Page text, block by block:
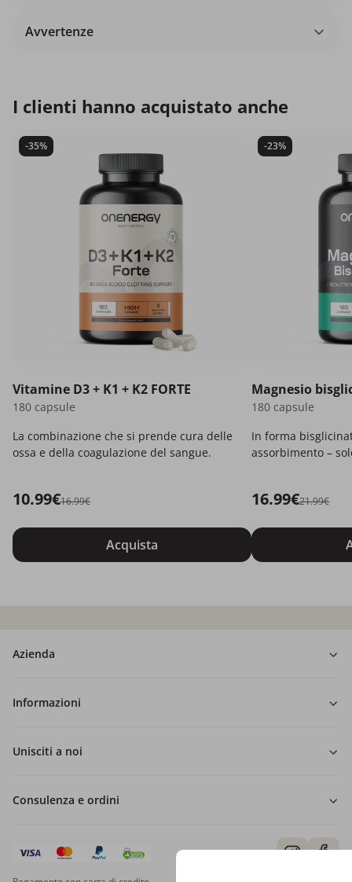
Avvertenze
I clienti hanno acquistato anche
-35%
Vitamine D3 + K1 + K2 FORTE
180 capsule
La combinazione che si prende cura delle
ossa e della coagulazione del sangue.
10.99€16.99€
Acquista
-23%
Magnesio
180 capsule
In forma
assorbimento –
16.99€21.99€
Azienda
Informazioni
Unisciti a noi
Consulenza e ordini